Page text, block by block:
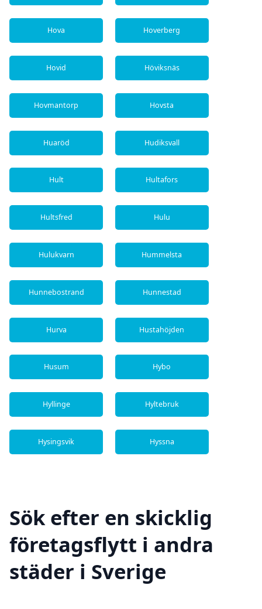
Hova Hoverberg
Hovid Höviksnäs
Hovmantorp Hovsta
Huaröd Hudiksvall
Hult Hultafors
Hultsfred Hulu
Hulukvarn Hummelsta
Hunnebostrand Hunnestad
Hurva Hustahöjden
Husum Hybo
Hyllinge Hyltebruk
Hysingsvik Hyssna
Sök efter en skicklig
företagsflytt i andra
städer i Sverige